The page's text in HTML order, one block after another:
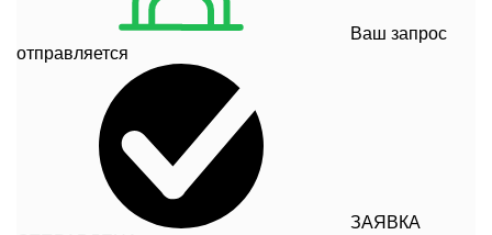
Ваш запрос
отправляется
ЗАЯВКА